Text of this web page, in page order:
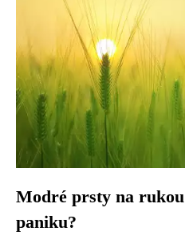
Modré prsty na
paniku?